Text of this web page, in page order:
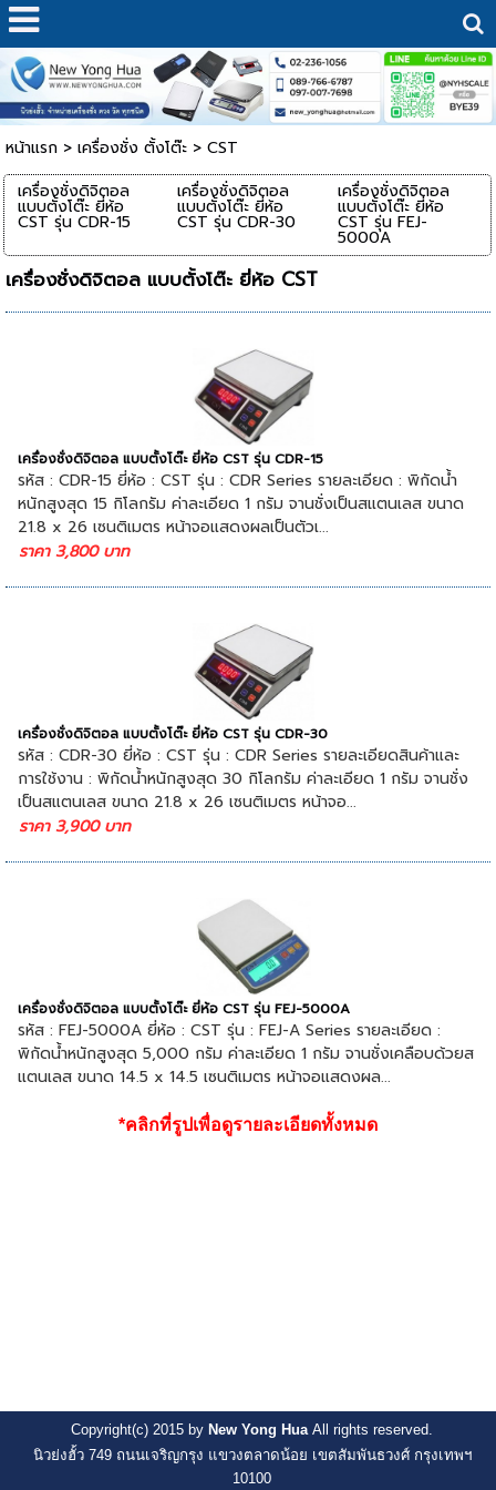
หน้าแรก> เครื่องชั่ง ตั้งโต๊ะ> CST
เครื่องชั่งดิจิตอล
แบบตั้งโต๊ะ ยี่ห้อ
CST รุ่น CDR-15
เครื่องชั่งดิจิตอล
แบบตั้งโต๊ะ ยี่ห้อ
CST รุ่น CDR-30
เครื่องชั่งดิจิตอล
แบบตั้งโต๊ะ ยี่ห้อ
CST รุ่น FEJ-
5000A
เครื่องชั่งดิจิตอล แบบตั้งโต๊ะ ยี่ห้อ CST
เครื่องชั่งดิจิตอล แบบตั้งโต๊ะ ยี่ห้อ CST รุ่น CDR-15
รหัส : CDR-15 ยี่ห้อ : CST รุ่น : CDR Series รายละเอียด : พิกัดน้ำ
หนักสูงสุด 15 กิโลกรัม ค่าละเอียด 1 กรัม จานชั่งเป็นสแตนเลส ขนาด
21.8 x 26 เซนติเมตร หน้าจอแสดงผลเป็นตัวเ...
ราคา 3,800 บาท
เครื่องชั่งดิจิตอล แบบตั้งโต๊ะ ยี่ห้อ CST รุ่น CDR-30
รหัส : CDR-30 ยี่ห้อ : CST รุ่น : CDR Series รายละเอียดสินค้าและ
การใช้งาน : พิกัดน้ำหนักสูงสุด 30 กิโลกรัม ค่าละเอียด 1 กรัม จานชั่ง
เป็นสแตนเลส ขนาด 21.8 x 26 เซนติเมตร หน้าจอ...
ราคา 3,900 บาท
เครื่องชั่งดิจิตอล แบบตั้งโต๊ะ ยี่ห้อ CST รุ่น FEJ-5000A
รหัส : FEJ-5000A ยี่ห้อ : CST รุ่น : FEJ-A Series รายละเอียด :
พิกัดน้ำหนักสูงสุด 5,000 กรัม ค่าละเอียด 1 กรัม จานชั่งเคลือบด้วยส
แตนเลส ขนาด 14.5 x 14.5 เซนติเมตร หน้าจอแสดงผล...
*คลิกที่รูปเพื่อดูรายละเอียดทั้งหมด
Copyright(c) 2015 by New Yong HuaAll rights reserved.
นิวย่งฮั้ว 749 ถนนเจริญกรุง แขวงตลาดน้อย เขตสัมพันธวงศ์ กรุงเทพฯ
10100